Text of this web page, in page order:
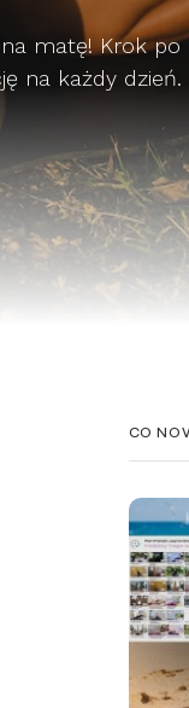
matę! Krok po
na każdy dzień.
CO